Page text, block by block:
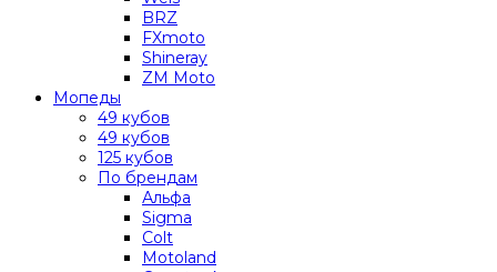
BRZ
FXmoto
Shineray
ZM Moto
Мопеды
49 кубов
49 кубов
125 кубов
По брендам
Альфа
Sigma
Colt
Motoland